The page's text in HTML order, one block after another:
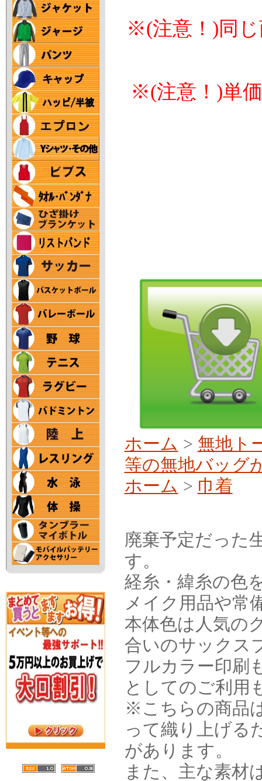
※(注意！)同
※(注意！)単
ホーム > 無地ト
等の無地バッグ
ホーム > 巾着
廃棄予定だった
す。
経糸・緯糸の色
メイク用品や常
本体色は人気の
合いのサックス
フルカラー印刷
としてのご利用
※こちらの商品
って織り上げる
があります。
また、主な素材